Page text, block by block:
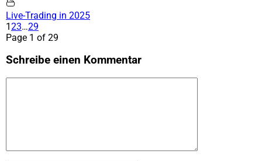
Live-Trading in 2025
123…29
Page 1 of 29
Schreibe einen Kommentar